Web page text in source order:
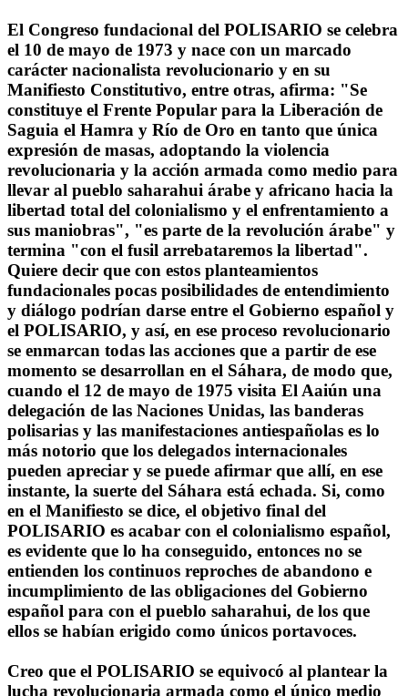
El Congreso fundacional del POLISARIO se celebra
el 10 de mayo de 1973 y nace con un marcado
carácter nacionalista revolucionario y en su
Manifiesto Constitutivo, entre otras, afirma: "Se
constituye el Frente Popular para la Liberación de
Saguia el Hamra y Río de Oro en tanto que única
expresión de masas, adoptando la violencia
revolucionaria y la acción armada como medio para
llevar al pueblo saharahui árabe y africano hacia la
libertad total del colonialismo y el enfrentamiento a
sus maniobras", "es parte de la revolución árabe" y
termina "con el fusil arrebataremos la libertad".
Quiere decir que con estos planteamientos
fundacionales pocas posibilidades de entendimiento
y diálogo podrían darse entre el Gobierno español y
el POLISARIO, y así, en ese proceso revolucionario
se enmarcan todas las acciones que a partir de ese
momento se desarrollan en el Sáhara, de modo que,
cuando el 12 de mayo de 1975 visita El Aaiún una
delegación de las Naciones Unidas, las banderas
polisarias y las manifestaciones antiespañolas es lo
más notorio que los delegados internacionales
pueden apreciar y se puede afirmar que allí, en ese
instante, la suerte del Sáhara está echada. Si, como
en el Manifiesto se dice, el objetivo final del
POLISARIO es acabar con el colonialismo español,
es evidente que lo ha conseguido, entonces no se
entienden los continuos reproches de abandono e
incumplimiento de las obligaciones del Gobierno
español para con el pueblo saharahui, de los que
ellos se habían erigido como únicos portavoces.
Creo que el POLISARIO se equivocó al plantear la
lucha revolucionaria armada como el único medio